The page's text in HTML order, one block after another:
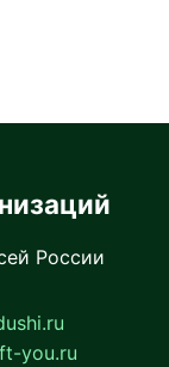
России
you.ru